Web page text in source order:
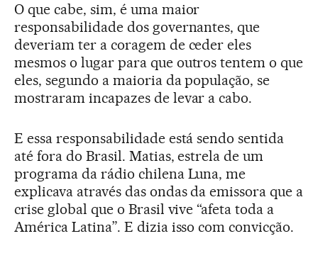
O que cabe, sim, é uma maior
responsabilidade dos governantes, que
deveriam ter a coragem de ceder eles
mesmos o lugar para que outros tentem o que
eles, segundo a maioria da população, se
mostraram incapazes de levar a cabo.
E essa responsabilidade está sendo sentida
até fora do Brasil. Matias, estrela de um
programa da rádio chilena Luna, me
explicava através das ondas da emissora que a
crise global que o Brasil vive “afeta toda a
América Latina”. E dizia isso com convicção.